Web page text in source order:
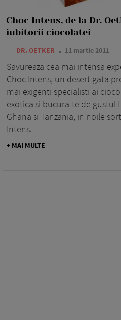
Choc Intens, de la Dr.
iubitorii ciocolatei
— DR. OETKER 11 martie 2011
Savureaza cea mai intensa
Choc Intens, un desert gata
mai exigenti specialisti ai
exotica si bucura-te de gustul
Ghana si Tanzania, in noile
Intens.
+ MAI MULTE